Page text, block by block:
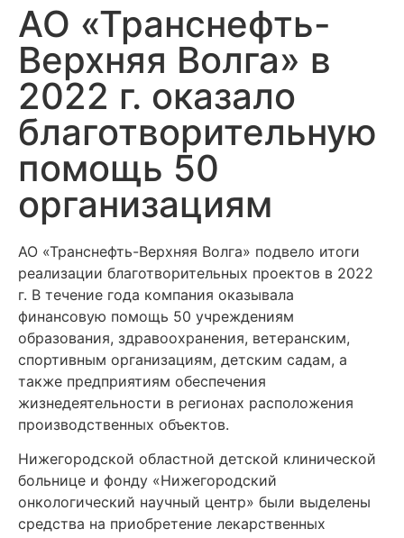
АО «Транснефть-
Верхняя Волга» в
2022 г. оказало
благотворительную
помощь 50
организациям
АО «Транснефть-Верхняя Волга» подвело итоги
реализации благотворительных проектов в 2022
г. В течение года компания оказывала
финансовую помощь 50 учреждениям
образования, здравоохранения, ветеранским,
спортивным организациям, детским садам, а
также предприятиям обеспечения
жизнедеятельности в регионах расположения
производственных объектов.
Нижегородской областной детской клинической
больнице и фонду «Нижегородский
онкологический научный центр» были выделены
средства на приобретение лекарственных